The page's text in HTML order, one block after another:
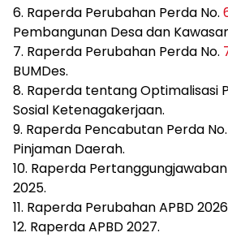
6. Raperda Perubahan Perda No.
Pembangunan Desa dan
7. Raperda Perubahan Perda No.
BUMDes.
8. Raperda tentang Optimalisasi
Sosial Ketenagakerjaan.
9. Raperda Pencabutan Perda No.
Pinjaman Daerah.
10. Raperda
2025.
11. Raperda Perubahan APBD
12. Raperda APBD 2027.